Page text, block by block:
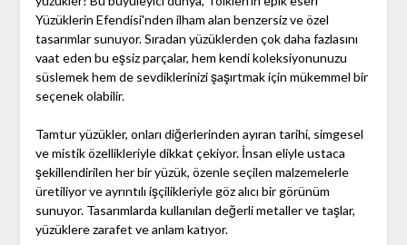
Yüzüklerin Efendisi'nden ilham alan benzersiz ve özel
tasarımlar sunuyor. Sıradan yüzüklerden çok daha fazlasını
vaat eden bu eşsiz parçalar, hem kendi koleksiyonunuzu
süslemek hem de sevdiklerinizi şaşırtmak için mükemmel bir
seçenek olabilir.
Tamtur yüzükler, onları diğerlerinden ayıran tarihi, simgesel
ve mistik özellikleriyle dikkat çekiyor. İnsan eliyle ustaca
şekillendirilen her bir yüzük, özenle seçilen malzemelerle
üretiliyor ve ayrıntılı işçilikleriyle göz alıcı bir görünüm
sunuyor. Tasarımlarda kullanılan değerli metaller ve taşlar,
yüzüklere zarafet ve anlam katıyor.